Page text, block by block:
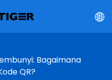
Bagaimana
QR?